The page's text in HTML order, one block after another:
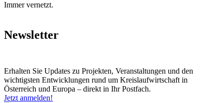
Immer vernetzt.
Newsletter
Erhalten Sie Updates zu Projekten, Veranstaltungen und den
wichtigsten Entwicklungen rund um Kreislaufwirtschaft in
Österreich und Europa – direkt in Ihr Postfach.
Jetzt anmelden!